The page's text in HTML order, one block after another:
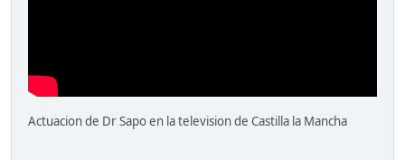
Actuacion de Dr Sapo en la television de Castilla la Mancha